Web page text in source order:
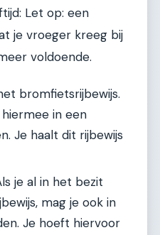
Let op: een
je vroeger kreeg bij
voldoende.
bromfietsrijbewijs.
hiermee in een
Je haalt dit rijbewijs
je al in het bezit
mag je ook in
Je hoeft hiervoor